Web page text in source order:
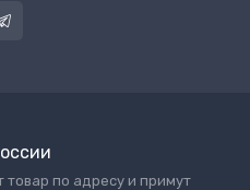
товар по адресу и примут